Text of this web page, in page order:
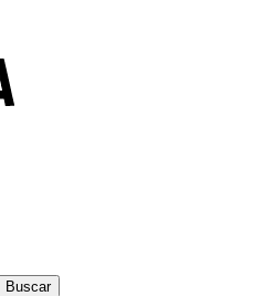
Buscar